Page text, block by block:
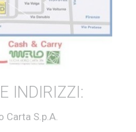
INDIRIZZI:
Carta S.p.A.